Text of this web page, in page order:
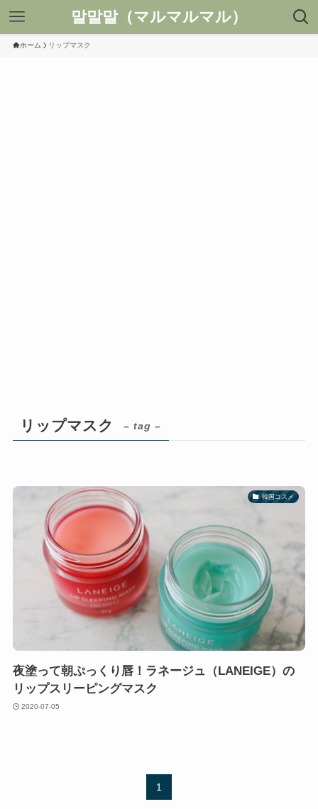
말말말（マルマルマル）
ホーム リップマスク
リップマスク – tag –
韓国コスメ
夜塗って朝ぷっくり唇！ラネージュ（LANEIGE）の
リップスリーピングマスク
2020-07-05
1